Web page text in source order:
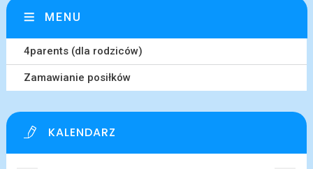
MENU
4parents (dla rodziców)
Zamawianie posiłków
KALENDARZ